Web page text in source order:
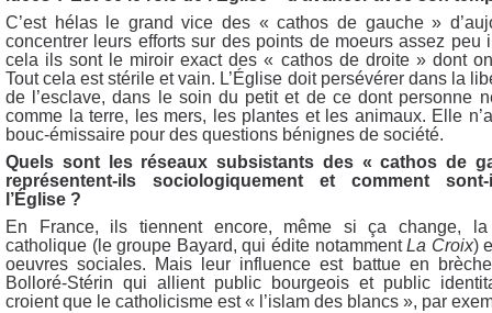
C’est hélas le grand vice des « cathos de gauche »
concentrer leurs efforts sur des points de moeurs assez peu
cela ils sont le miroir exact des « cathos de droite » dont
Tout cela est stérile et vain. L’Église doit persévérer dans la
de l’esclave, dans le soin du petit et de ce dont personne
comme la terre, les mers, les plantes et les animaux. Elle
bouc-émissaire pour des questions bénignes de société.
Quels sont les réseaux subsistants des « cathos de
représentent-ils sociologiquement et comment
l’Église ?
En France, ils tiennent encore, même si ça change, la
catholique (le groupe Bayard, qui édite notammentLa Croix)
oeuvres sociales. Mais leur influence est battue en
Bolloré-Stérin qui allient public bourgeois et public
croient que le catholicisme est « l’islam des blancs », par